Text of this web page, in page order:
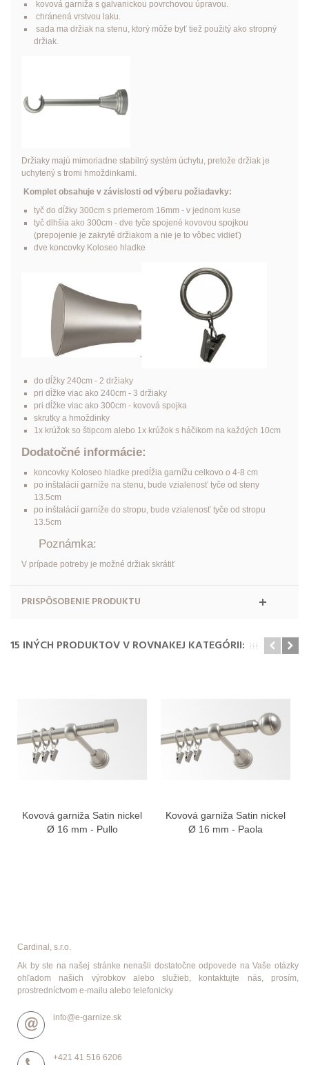
kovová garniža s galvanickou povrchovou úpravou.
chránená vrstvou laku.
sada ma držiak na stenu, ktorý môže byť tiež použitý ako stropný
držiak.
Držiaky majú mimoriadne stabilný systém úchytu, pretože držiak je
uchytený s tromi hmoždinkami.
Komplet obsahuje v závislosti od výberu požiadavky:
tyč do dĺžky 300cm s priemerom 16mm - v jednom kuse
tyč dlhšia ako 300cm - dve tyče spojené kovovou spojkou
(prepojenie je zakryté držiakom a nie je to vôbec vidieť)
dve koncovky Koloseo hladke
do dĺžky 240cm - 2 držiaky
pri dĺžke viac ako 240cm - 3 držiaky
pri dĺžke viac ako 300cm - kovová spojka
skrutky a hmoždinky
1x krúžok so štipcom alebo 1x krúžok s háčikom na každých 10cm
Dodatočné informácie:
koncovky Koloseo hladke predĺžia garnížu celkovo o 4-8 cm
po inštalácií garníže na stenu, bude vzialenosť tyče od steny
13.5cm
po inštalácií garníže do stropu, bude vzialenosť tyče od stropu
13.5cm
Poznámka:
V prípade potreby je možné držiak skrátiť
PRISPÔSOBENIE PRODUKTU
15 INÝCH PRODUKTOV V ROVNAKEJ KATEGÓRII:
Kovová garniža Satin nickel
Ø 16 mm - Pullo
Kovová garniža Satin nickel
Ø 16 mm - Paola
Cardinal, s.r.o.
Ak by ste na našej stránke nenašli dostatočne odpovede na Vaše otázky
ohľadom našich výrobkov alebo služieb, kontaktujte nás, prosím,
prostredníctvom e-mailu alebo telefonicky
info@e-garnize.sk
+421 41 516 6206